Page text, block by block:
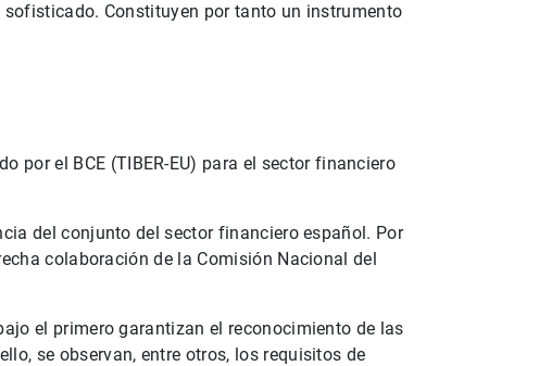
Constituyen por tanto un instrumento
por el BCE (TIBER-EU) para el sector financiero
del conjunto del sector financiero español. Por
colaboración de la Comisión Nacional del
el primero garantizan el reconocimiento de las
se observan, entre otros, los requisitos de